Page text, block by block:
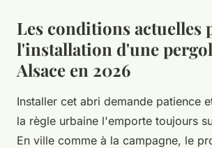
Les conditions actuelles
l'installation d'une
Alsace en 2026
Installer cet abri demande patience
la règle urbaine l'emporte toujours
En ville comme à la campagne, le